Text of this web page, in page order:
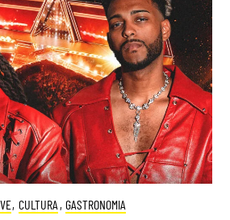
, CULTURA , GASTRONOMIA